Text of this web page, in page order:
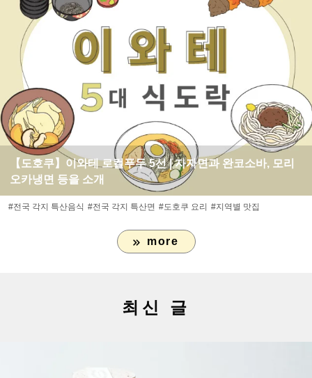
【도호쿠】이와테 로컬푸두 5선 | 자자면과 완코소바, 모리
오카냉면 등을 소개
#전국 각지 특산음식 #전국 각지 특산면 #도호쿠 요리 #지역별 맛집
more
최신 글